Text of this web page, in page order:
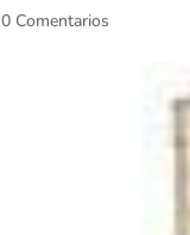
0 Comentarios